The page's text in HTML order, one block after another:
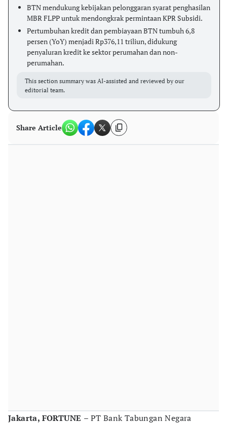
BTN mendukung kebijakan pelonggaran syarat penghasilan
MBR FLPP untuk mendongkrak permintaan KPR Subsidi.
Pertumbuhan kredit dan pembiayaan BTN tumbuh 6,8
persen (YoY) menjadi Rp376,11 triliun, didukung
penyaluran kredit ke sektor perumahan dan non-
perumahan.
This section summary was AI-assisted and reviewed by our
editorial team.
Share Article
Jakarta, FORTUNE – PT Bank Tabungan Negara